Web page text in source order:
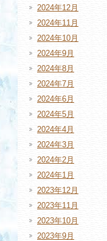
2024年12月
2024年11月
2024年10月
2024年9月
2024年8月
2024年7月
2024年6月
2024年5月
2024年4月
2024年3月
2024年2月
2024年1月
2023年12月
2023年11月
2023年10月
2023年9月